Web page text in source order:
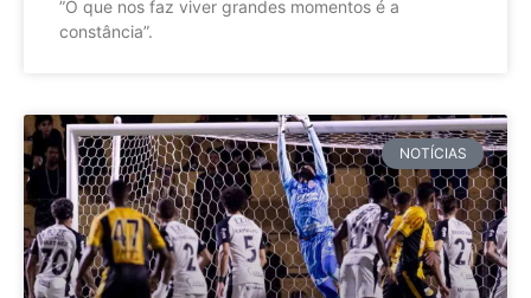
”O que nos faz viver grandes momentos é a
constância”.
NOTÍCIAS